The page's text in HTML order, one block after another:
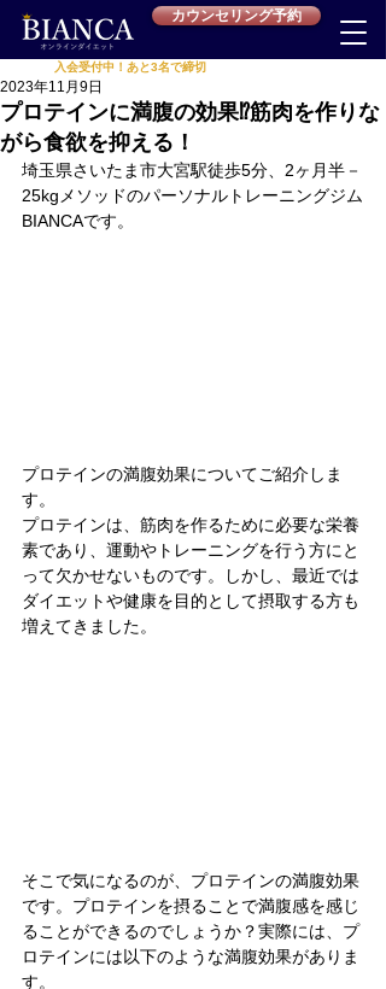
カウンセリング予約
入会受付中！あと3名で締切
プロテインに満腹の効果⁉︎筋肉を作りな
がら食欲を抑える！
2023年11月9日
埼玉県さいたま市大宮駅徒歩5分、2ヶ月半－
25kgメソッドのパーソナルトレーニングジム
BIANCAです。
プロテインの満腹効果についてご紹介しま
す。
プロテインは、筋肉を作るために必要な栄養
素であり、運動やトレーニングを行う方にと
って欠かせないものです。しかし、最近では
ダイエットや健康を目的として摂取する方も
増えてきました。
そこで気になるのが、プロテインの満腹効果
です。プロテインを摂ることで満腹感を感じ
ることができるのでしょうか？実際には、プ
ロテインには以下のような満腹効果がありま
す。